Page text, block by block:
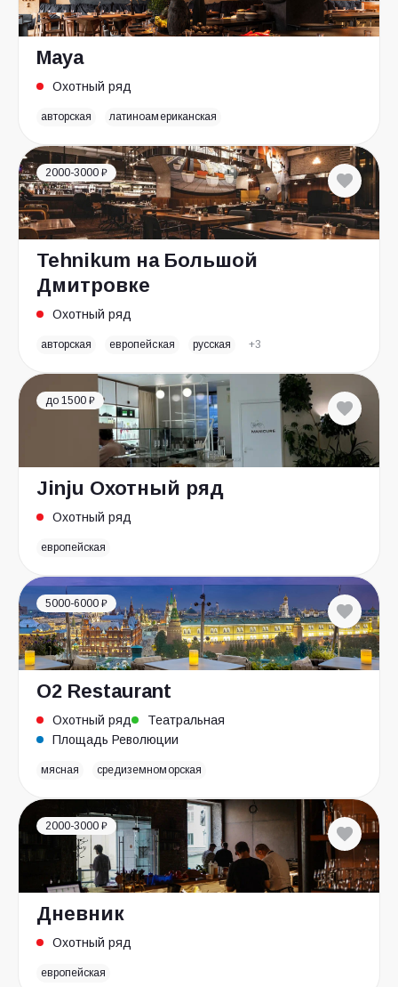
Maya
Охотный ряд
авторская латиноамериканская
2000-3000 ₽
Tehnikum на Большой
Дмитровке
Охотный ряд
авторская европейская русская +3
до 1500 ₽
Jinju Охотный ряд
Охотный ряд
европейская
5000-6000 ₽
O2 Restaurant
Охотный ряд
Театральная
Площадь Революции
мясная средиземноморская
2000-3000 ₽
Дневник
Охотный ряд
европейская